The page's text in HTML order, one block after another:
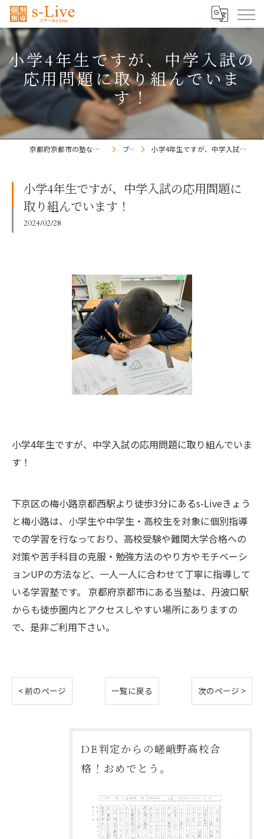
小学4年生ですが、中学入試の
応用問題に取り組んでいま
す！
京都府京都市の塾ならs-Liveきょうと梅小路校 ブログ 小学4年生ですが、中学入試の応用問題に取り組んでいます！
小学4年生ですが、中学入試の応用問題に
取り組んでいます！
2024/02/28
小学4年生ですが、中学入試の応用問題に取り組んでいま
す！
下京区の梅小路京都西駅より徒歩3分にあるs-Liveきょう
と梅小路は、小学生や中学生・高校生を対象に個別指導
での学習を行なっており、高校受験や難関大学合格への
対策や苦手科目の克服・勉強方法のやり方やモチベーシ
ョンUPの方法など、一人一人に合わせて丁寧に指導して
いる学習塾です。 京都府京都市にある当塾は、丹波口駅
からも徒歩圏内とアクセスしやすい場所にありますの
で、是非ご利用下さい。
< 前のページ 一覧に戻る 次のページ >
DE判定からの嵯峨野高校合
格！おめでとう。